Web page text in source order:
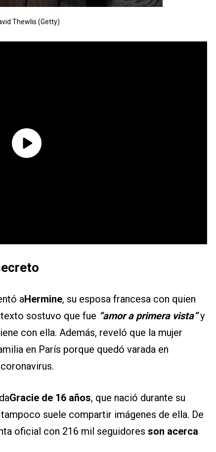
Thewlis (Getty)
aHermine, su esposa francesa con quien
sostuvo que fue “amor a primera vista”y
con ella. Además, reveló que la mujer
en París porque quedó varada en
Gracie de 16 años, que nació durante su
suele compartir imágenes de ella. De
oficial con 216 mil seguidores son acerca